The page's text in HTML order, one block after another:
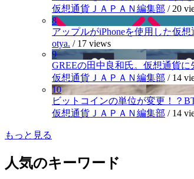
仮想通貨ＪＡＰＡＮ編集部 / 20
8
アップルがiPhoneを使用した仮
otya. / 17 views
9
GREEの田中良和氏。仮想通貨
仮想通貨ＪＡＰＡＮ編集部 / 14
10
ビットコインの単位が変更！？
仮想通貨ＪＡＰＡＮ編集部 / 14
もっと見る
人気のキーワード